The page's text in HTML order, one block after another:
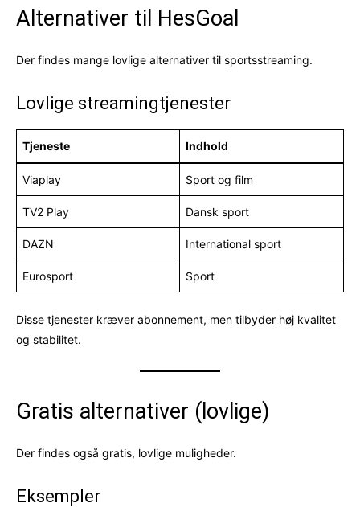
Alternativer til HesGoal
Der findes mange lovlige alternativer til sportsstreaming.
Lovlige streamingtjenester
Tjeneste Indhold
Viaplay Sport og film
TV2 Play Dansk sport
DAZN International sport
Eurosport Sport
Disse tjenester kræver abonnement, men tilbyder høj kvalitet
og stabilitet.
Gratis alternativer (lovlige)
Der findes også gratis, lovlige muligheder.
Eksempler